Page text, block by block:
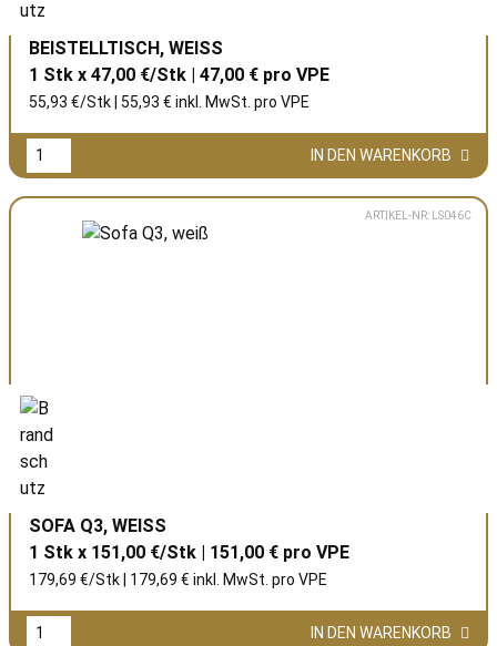
BEISTELLTISCH, WEISS
1 Stk x 47,00 €/Stk | 47,00 € pro VPE
55,93 €/Stk | 55,93 € inkl. MwSt. pro VPE
IN DEN WARENKORB
ARTIKEL-NR: LS046C
SOFA Q3, WEISS
1 Stk x 151,00 €/Stk | 151,00 € pro VPE
179,69 €/Stk | 179,69 € inkl. MwSt. pro VPE
IN DEN WARENKORB